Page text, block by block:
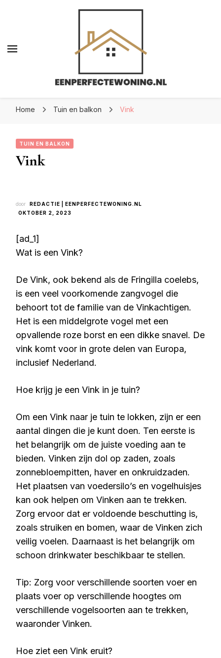
Home Tuin en balkon Vink
TUIN EN BALKON
Vink
door
REDACTIE | EENPERFECTEWONING.NL
OKTOBER 2, 2023
[ad_1]
Wat is een Vink?
De Vink, ook bekend als de Fringilla coelebs,
is een veel voorkomende zangvogel die
behoort tot de familie van de Vinkachtigen.
Het is een middelgrote vogel met een
opvallende roze borst en een dikke snavel. De
vink komt voor in grote delen van Europa,
inclusief Nederland.
Hoe krijg je een Vink in je tuin?
Om een Vink naar je tuin te lokken, zijn er een
aantal dingen die je kunt doen. Ten eerste is
het belangrijk om de juiste voeding aan te
bieden. Vinken zijn dol op zaden, zoals
zonnebloempitten, haver en onkruidzaden.
Het plaatsen van voedersilo’s en vogelhuisjes
kan ook helpen om Vinken aan te trekken.
Zorg ervoor dat er voldoende beschutting is,
zoals struiken en bomen, waar de Vinken zich
veilig voelen. Daarnaast is het belangrijk om
schoon drinkwater beschikbaar te stellen.
Tip: Zorg voor verschillende soorten voer en
plaats voer op verschillende hoogtes om
verschillende vogelsoorten aan te trekken,
waaronder Vinken.
Hoe ziet een Vink eruit?